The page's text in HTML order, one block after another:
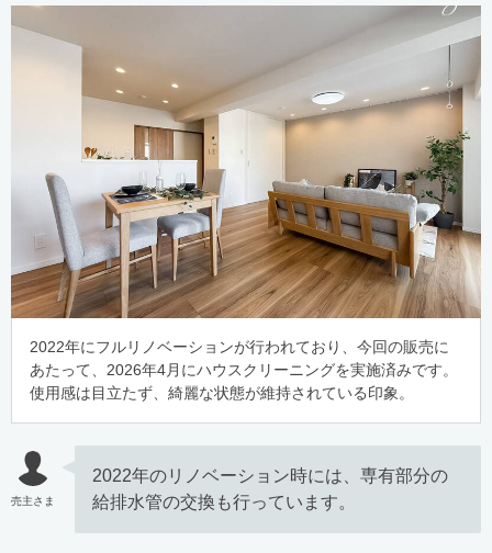
2022年にフルリノベーションが行われており、今回の販売に
あたって、2026年4月にハウスクリーニングを実施済みです。
使用感は目立たず、綺麗な状態が維持されている印象。
売主さま
2022年のリノベーション時には、専有部分の
給排水管の交換も行っています。